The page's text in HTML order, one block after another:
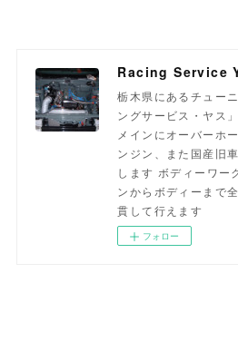
栃木県にあるチュー
ングサービス・ヤス
メインにオーバーホ
ンジン、また国産旧
します ボディーワー
ンからボディーまで
貫して行えます
フォロー